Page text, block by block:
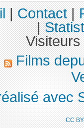
|Contact|
|
Films
avec
CC